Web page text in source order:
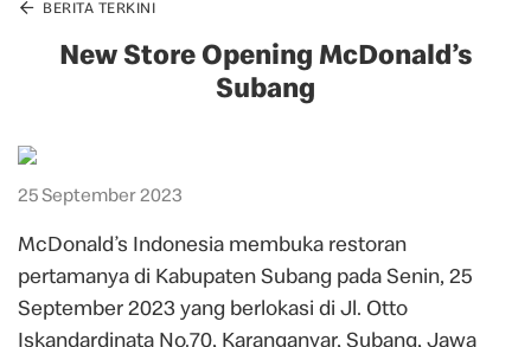
BERITA TERKINI
New Store Opening McDonald’s
Subang
25 September 2023
McDonald’s Indonesia membuka restoran
pertamanya di Kabupaten Subang pada Senin, 25
September 2023 yang berlokasi di Jl. Otto
Iskandardinata No.70, Karanganyar, Subang, Jawa